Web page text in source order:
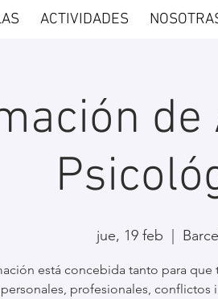
ACTIVIDADES
jue, 19 feb
está concebida tanto para
profesionales,